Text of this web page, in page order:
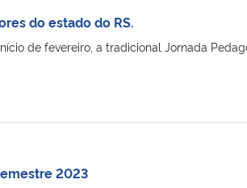
do estado do RS.
de fevereiro, a tradicional Jornada
2023